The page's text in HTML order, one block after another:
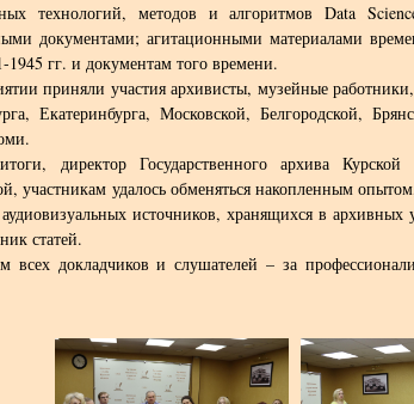
технологий, методов и алгоритмов Data
документами; агитационными материалами
1945 гг. и документам того времени.
приняли участия архивисты, музейные
Екатеринбурга, Московской, Белгородской,
директор Государственного архива
участникам удалось обменяться накопленным
источников, хранящихся в
статей.
всех докладчиков и слушателей – за